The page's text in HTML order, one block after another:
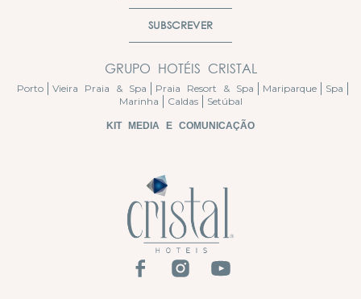
SUBSCREVER
GRUPO HOTÉIS CRISTAL
Porto Vieira Praia & Spa Praia Resort & Spa Mariparque
Spa
Marinha
Caldas Setúbal
KIT MEDIA E COMUNICAÇÃO